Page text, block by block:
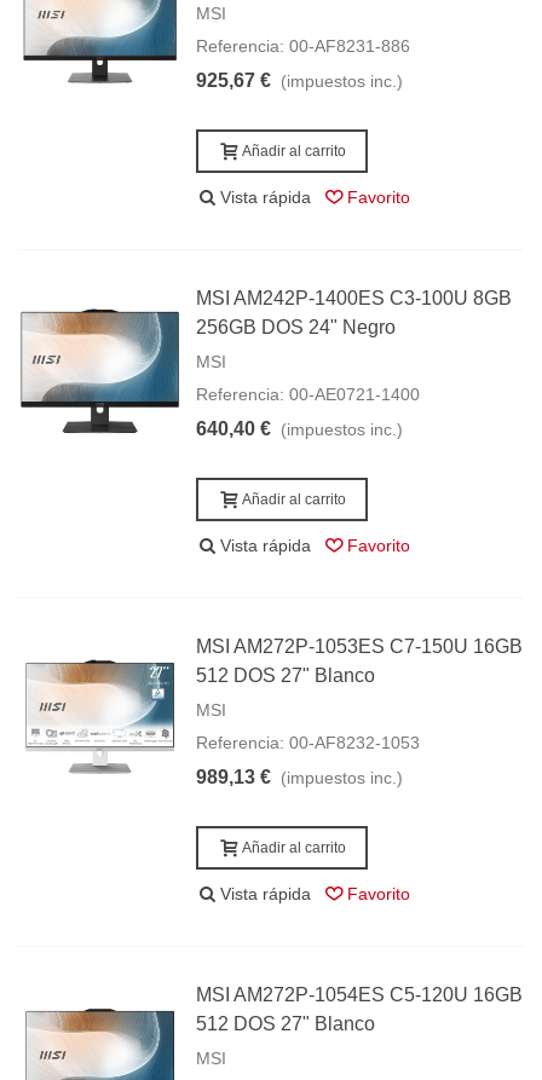
MSI
Referencia: 00-AF8231-886
925,67 € (impuestos inc.)
Añadir al carrito
Vista rápida Favorito
MSI AM242P-1400ES C3-100U 8GB
256GB DOS 24" Negro
MSI
Referencia: 00-AE0721-1400
640,40 € (impuestos inc.)
Añadir al carrito
Vista rápida Favorito
MSI AM272P-1053ES C7-150U 16GB
512 DOS 27" Blanco
MSI
Referencia: 00-AF8232-1053
989,13 € (impuestos inc.)
Añadir al carrito
Vista rápida Favorito
MSI AM272P-1054ES C5-120U 16GB
512 DOS 27" Blanco
MSI